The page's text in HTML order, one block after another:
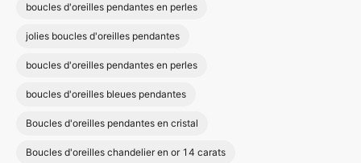
boucles d'oreilles pendantes en perles
jolies boucles d'oreilles pendantes
boucles d'oreilles pendantes en perles
boucles d'oreilles bleues pendantes
Boucles d'oreilles pendantes en cristal
Boucles d'oreilles chandelier en or 14 carats